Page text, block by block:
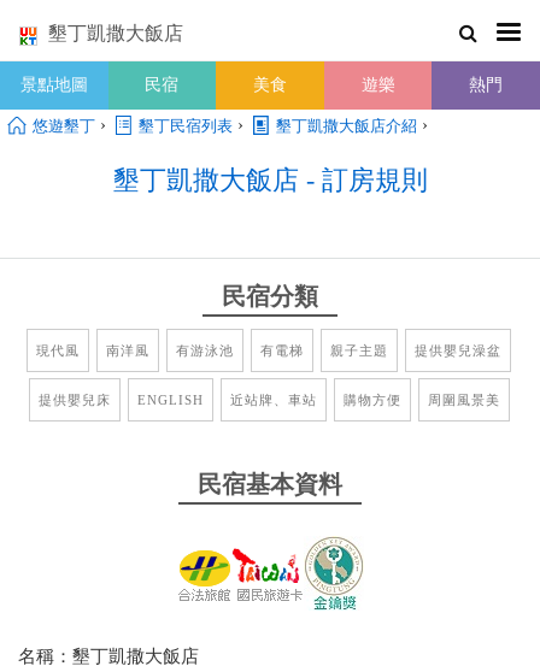
墾丁凱撒大飯店
景點地圖 民宿 美食 遊樂 熱門
悠遊墾丁 › 墾丁民宿列表 › 墾丁凱撒大飯店介紹 ›
墾丁凱撒大飯店 - 訂房規則
民宿分類
現代風 南洋風 有游泳池 有電梯 親子主題 提供嬰兒澡盆
提供嬰兒床 ENGLISH 近站牌、車站 購物方便 周圍風景美
民宿基本資料
名稱：墾丁凱撒大飯店